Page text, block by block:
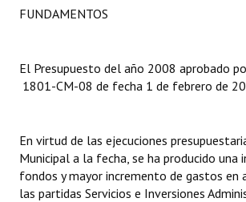
Dictámenes Asesoría Letrada
Informes de Unidad Coordinadora
Actas de Audiencias Públicas
NORMATIVA
FUNDAMENTOS
El Presupuesto del año 2008 aprobado
1801-CM-08 de fecha 1 de febrero de
En virtud de las ejecuciones
Municipal a la fecha, se ha producido una
fondos y mayor incremento de gastos en
las partidas Servicios e Inversiones